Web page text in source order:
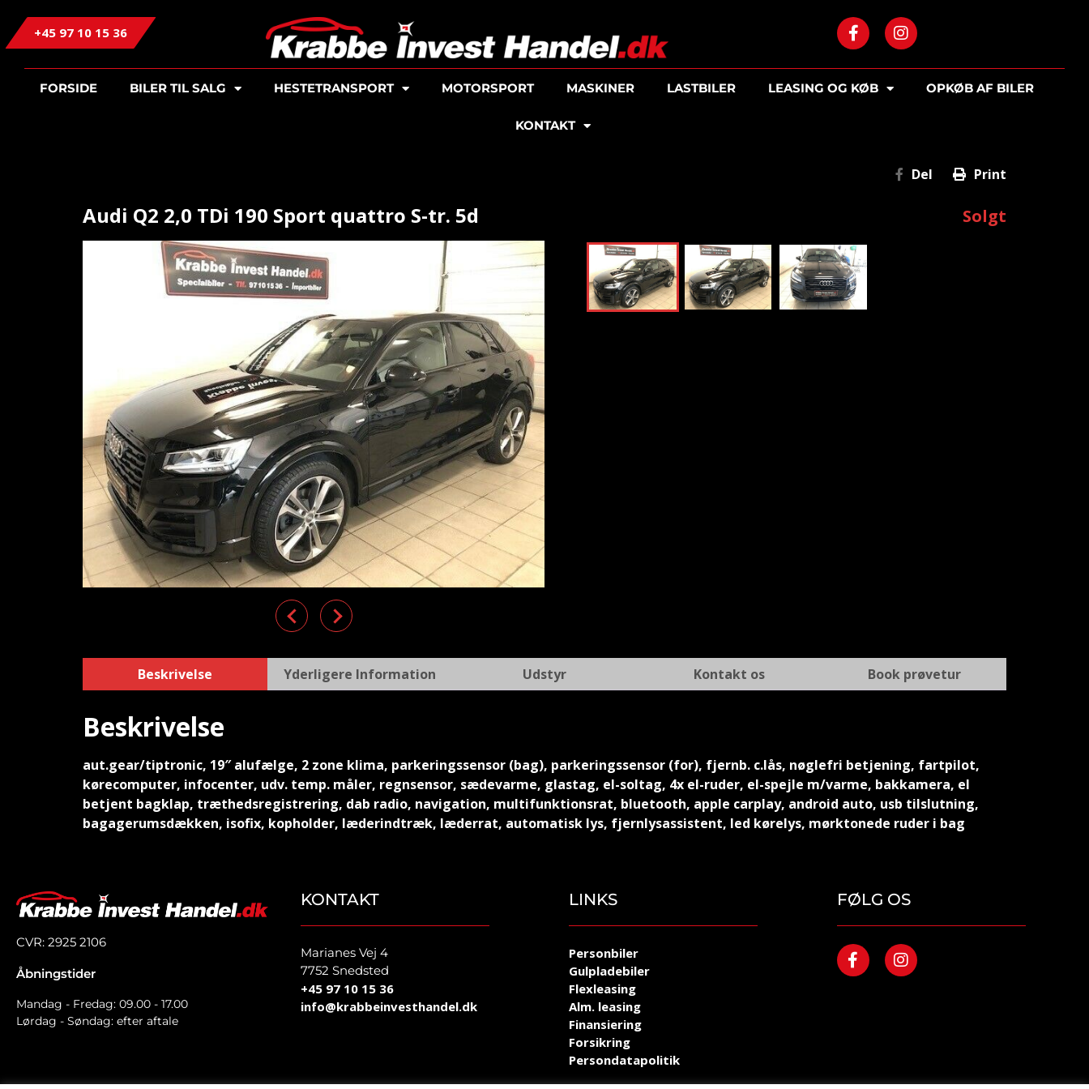
+45 97 10 15 36
FORSIDE BILER TIL SALG HESTETRANSPORT MOTORSPORT MASKINER LASTBILER LEASING OG KØB OPKØB AF BILER
KONTAKT
Del Print
Audi Q2 2,0 TDi 190 Sport quattro S-tr. 5d Solgt
Previous
Next
Beskrivelse Yderligere Information Udstyr Kontakt os Book prøvetur
Beskrivelse
aut.gear/tiptronic, 19″ alufælge, 2 zone klima, parkeringssensor (bag), parkeringssensor (for), fjernb. c.lås, nøglefri betjening, fartpilot,
kørecomputer, infocenter, udv. temp. måler, regnsensor, sædevarme, glastag, el-soltag, 4x el-ruder, el-spejle m/varme, bakkamera, el
betjent bagklap, træthedsregistrering, dab radio, navigation, multifunktionsrat, bluetooth, apple carplay, android auto, usb tilslutning,
bagagerumsdækken, isofix, kopholder, læderindtræk, læderrat, automatisk lys, fjernlysassistent, led kørelys, mørktonede ruder i bag
CVR: 2925 2106
Åbningstider
Mandag - Fredag: 09.00 - 17.00
Lørdag - Søndag: efter aftale
KONTAKT
Marianes Vej 4
7752 Snedsted
+45 97 10 15 36
info@krabbeinvesthandel.dk
LINKS
Personbiler
Gulpladebiler
Flexleasing
Alm. leasing
Finansiering
Forsikring
Persondatapolitik
FØLG OS